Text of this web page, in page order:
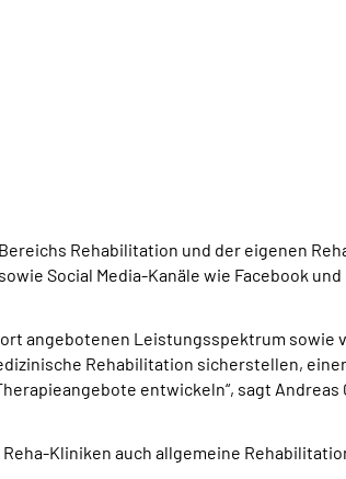
Rehabilitation und der eigenen
Social Media-Kanäle wie Facebook
angebotenen Leistungsspektrum sowie
Rehabilitation sicherstellen,
entwickeln“, sagt Andreas
Kliniken auch allgemeine